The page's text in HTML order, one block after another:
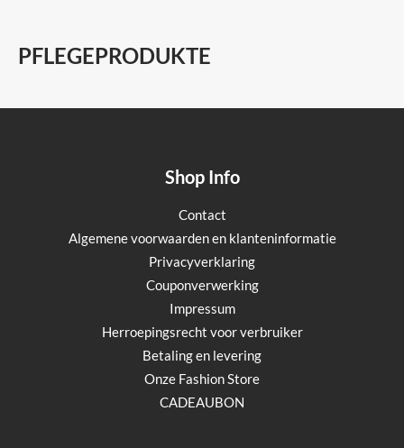
PFLEGEPRODUKTE
Shop Info
Contact
Algemene voorwaarden en klanteninformatie
Privacyverklaring
Couponverwerking
Impressum
Herroepingsrecht voor verbruiker
Betaling en levering
Onze Fashion Store
CADEAUBON